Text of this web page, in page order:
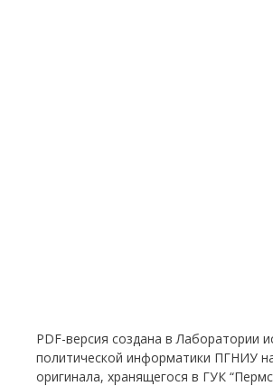
PDF-версия создана в Лаборатории
политической информатики ПГНИУ
оригинала, хранящегося в ГУК